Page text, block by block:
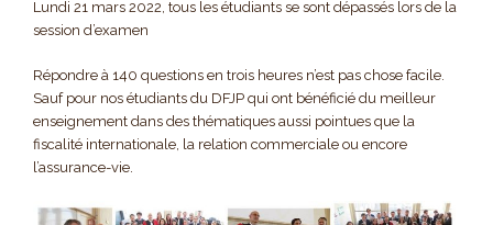
Lundi 21 mars 2022, tous les étudiants se sont dépassés lors de la
session d’examen
Répondre à 140 questions en trois heures n’est pas chose facile.
Sauf pour nos étudiants du DFJP qui ont bénéficié du meilleur
enseignement dans des thématiques aussi pointues que la
fiscalité internationale, la relation commerciale ou encore
l’assurance-vie.